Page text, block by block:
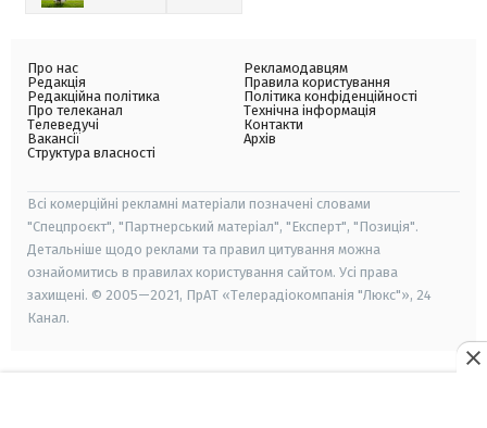
Про нас
Редакція
Редакційна політика
Про телеканал
Телеведучі
Вакансії
Структура власності
Рекламодавцям
Правила користування
Політика конфіденційності
Технічна інформація
Контакти
Архів
Всі комерційні рекламні матеріали позначені словами
"Спецпроєкт", "Партнерський матеріал", "Експерт", "Позиція".
Детальніше щодо реклами та правил цитування можна
ознайомитись в правилах користування сайтом. Усі права
захищені. © 2005—2021, ПрАТ «Телерадіокомпанія "Люкс"», 24
Канал.